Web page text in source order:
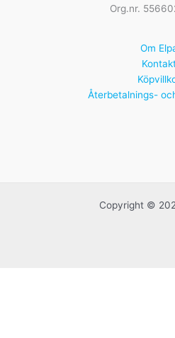
Org.nr.
Om
Återbetalnings-
Copyright ©